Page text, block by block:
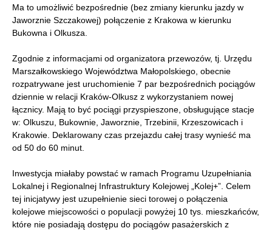
Ma to umożliwić bezpośrednie (bez zmiany kierunku jazdy w
Jaworznie Szczakowej) połączenie z Krakowa w kierunku
Bukowna i Olkusza.
Zgodnie z informacjami od organizatora przewozów, tj. Urzędu
Marszałkowskiego Województwa Małopolskiego, obecnie
rozpatrywane jest uruchomienie 7 par bezpośrednich pociągów
dziennie w relacji Kraków-Olkusz z wykorzystaniem nowej
łącznicy. Mają to być pociągi przyspieszone, obsługujące stacje
w: Olkuszu, Bukownie, Jaworznie, Trzebinii, Krzeszowicach i
Krakowie. Deklarowany czas przejazdu całej trasy wynieść ma
od 50 do 60 minut.
Inwestycja miałaby powstać w ramach Programu Uzupełniania
Lokalnej i Regionalnej Infrastruktury Kolejowej „Kolej+”. Celem
tej inicjatywy jest uzupełnienie sieci torowej o połączenia
kolejowe miejscowości o populacji powyżej 10 tys. mieszkańców,
które nie posiadają dostępu do pociągów pasażerskich z